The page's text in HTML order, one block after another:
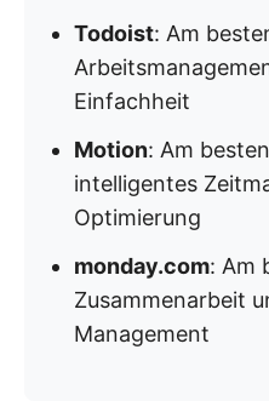
Todoist: Am
Einfachheit
Motion: Am
intelligentes
Optimierung
monday.com: Am
Zusammenarbeit
Management